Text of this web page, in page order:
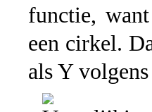
functie,
een cirkel.
als Y